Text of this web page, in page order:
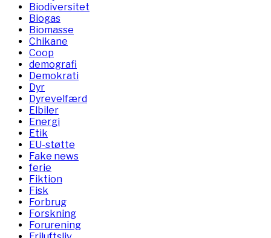
Biodiversitet
Biogas
Biomasse
Chikane
Coop
demografi
Demokrati
Dyr
Dyrevelfærd
Elbiler
Energi
Etik
EU-støtte
Fake news
ferie
Fiktion
Fisk
Forbrug
Forskning
Forurening